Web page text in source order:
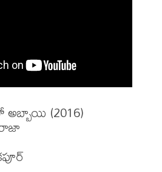
(2016)